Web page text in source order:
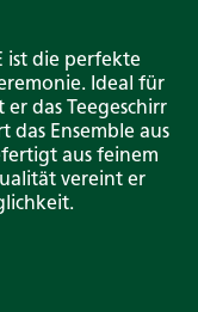
ist die perfekte
Ideal für
das Teegeschirr
das Ensemble aus
aus feinem
vereint er